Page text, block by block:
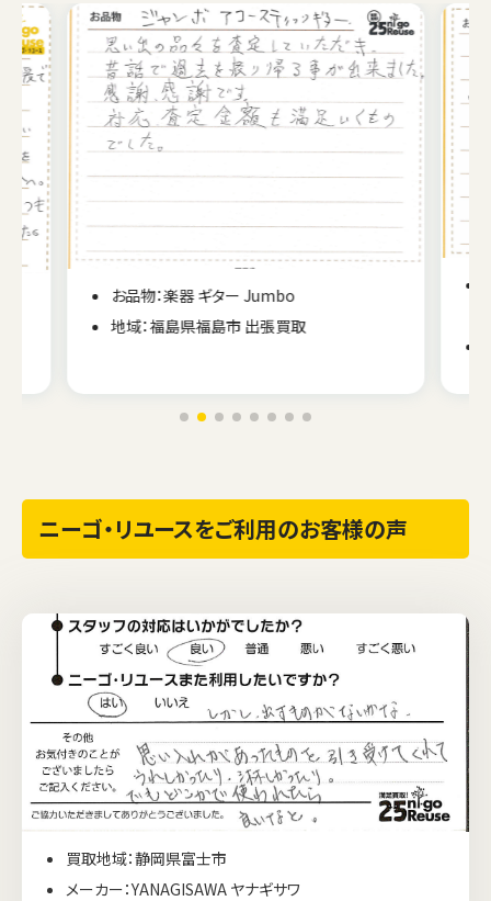
お品物：楽器 ギター Jumbo
地域：福島県福島市 出張買取
ニーゴ・リユースをご利用のお客様の声
買取地域：静岡県富士市
メーカー：YANAGISAWA ヤナギサワ